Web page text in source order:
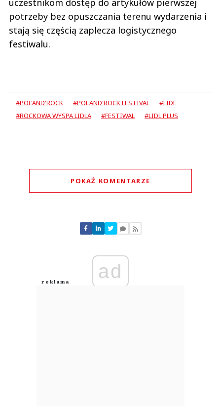
uczestnikom dostęp do artykułów pierwszej
potrzeby bez opuszczania terenu wydarzenia i
stają się częścią zaplecza logistycznego
festiwalu.
#POL'AND'ROCK #POL'AND'ROCK FESTIVAL
#LIDL
#ROCKOWA WYSPA LIDLA
#FESTIWAL #LIDL PLUS
POKAŻ KOMENTARZE
Nie znaleziono komentarzy
Zostaw swoje komentarze
Anuluj
ad